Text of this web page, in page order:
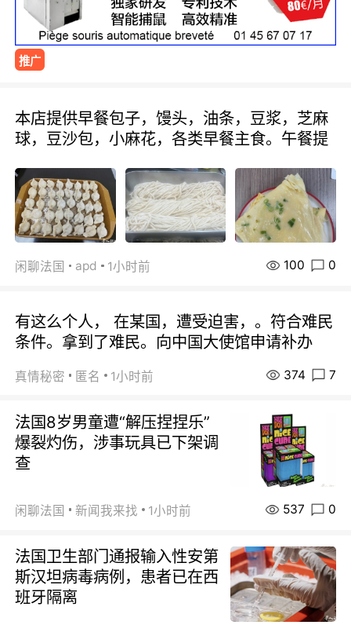
推广
本店提供早餐包子，馒头，油条，豆浆，芝麻
球，豆沙包，小麻花，各类早餐主食。午餐提
闲聊法国 apd 1小时前 100 0
有这么个人， 在某国，遭受迫害，。符合难民
条件。拿到了难民。向中国大使馆申请补办
真情秘密 匿名 1小时前 374 7
法国8岁男童遭“解压捏捏乐”
爆裂灼伤，涉事玩具已下架调
查
闲聊法国 新闻我来找 1小时前 537 0
法国卫生部门通报输入性安第
斯汉坦病毒病例，患者已在西
班牙隔离